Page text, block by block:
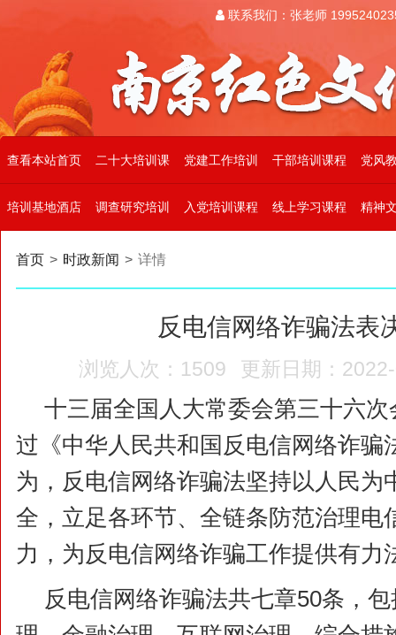
联系我们：张老师
查看本站首页 二十大培训课 党建工作培训 干部培训课程 党风
培训基地酒店 调查研究培训 入党培训课程 线上学习课程 精神
首页 > 时政新闻 > 详情
反电信网络诈骗法表
浏览人次：1509 更新日期：
十三届全国人大常委会第三十六
过《中华人民共和国反电信网络诈骗
为，反电信网络诈骗法坚持以人民为
全，立足各环节、全链条防范治理电
力，为反电信网络诈骗工作提供有力
反电信网络诈骗法共七章50条，